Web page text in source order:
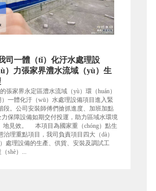
司一體（tǐ）化汙水處理設
）力張家界澧水流域（yù）生
張家界永定區澧水流域（yù）環（huán）
一體化汙（wū）水處理設備項目進入緊
段。公司安裝師傅們搶抓進度、加班加點
保障設備如期交付投運，助力區域水環境
地見效。 本項目為國家重（chóng）點生
治理重點項目，我司負責項目四大（dà）
處理設備的生產、供貨、安裝及調試工
shè）...